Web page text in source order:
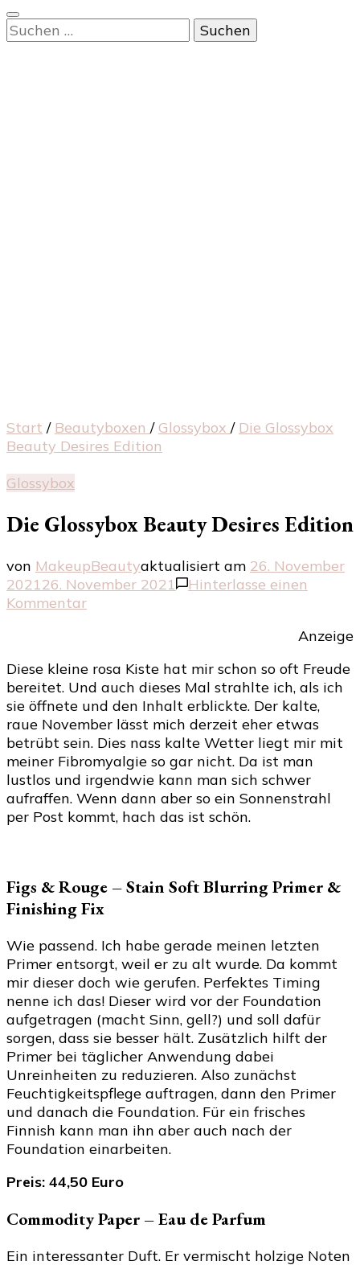
Suchen
nach:
Start / Beautyboxen / Glossybox / Die Glossybox
Beauty Desires Edition
Glossybox
Die Glossybox Beauty Desires Edition
von MakeupBeautyaktualisiert am 26. November
202126. November 2021
Hinterlasse einen
Kommentarzu
Desires
Edition
Anzeige
Diese kleine rosa Kiste hat mir schon so oft Freude
bereitet. Und auch dieses Mal strahlte ich, als ich
sie öffnete und den Inhalt erblickte. Der kalte,
raue November lässt mich derzeit eher etwas
betrübt sein. Dies nass kalte Wetter liegt mir mit
meiner Fibromyalgie so gar nicht. Da ist man
lustlos und irgendwie kann man sich schwer
aufraffen. Wenn dann aber so ein Sonnenstrahl
per Post kommt, hach das ist schön.
Figs & Rouge – Stain Soft Blurring Primer &
Finishing Fix
Wie passend. Ich habe gerade meinen letzten
Primer entsorgt, weil er zu alt wurde. Da kommt
mir dieser doch wie gerufen. Perfektes Timing
nenne ich das! Dieser wird vor der Foundation
aufgetragen (macht Sinn, gell?) und soll dafür
sorgen, dass sie besser hält. Zusätzlich hilft der
Primer bei täglicher Anwendung dabei
Unreinheiten zu reduzieren. Also zunächst
Feuchtigkeitspflege auftragen, dann den Primer
und danach die Foundation. Für ein frisches
Finnish kann man ihn aber auch nach der
Foundation einarbeiten.
Preis: 44,50 Euro
Commodity Paper – Eau de Parfum
Ein interessanter Duft. Er vermischt holzige Noten